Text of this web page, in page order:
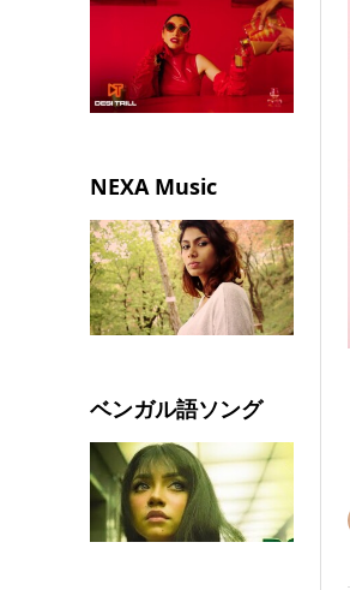
NEXA Music
ベンガル語ソング